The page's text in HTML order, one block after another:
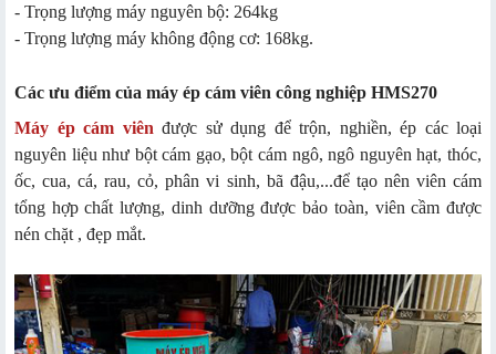
- Trọng lượng máy nguyên bộ: 264kg
- Trọng lượng máy không động cơ: 168kg.
Các ưu điểm của máy ép cám viên công nghiệp HMS270
Máy ép cám viên được sử dụng để trộn, nghiền, ép các loại
nguyên liệu như bột cám gạo, bột cám ngô, ngô nguyên hạt, thóc,
ốc, cua, cá, rau, cỏ, phân vi sinh, bã đậu,...để tạo nên viên cám
tổng hợp chất lượng, dinh dưỡng được bảo toàn, viên cầm được
nén chặt , đẹp mắt.